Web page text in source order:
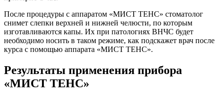
После процедуры с аппаратом «МИСТ ТЕНС» стоматолог
снимет слепки верхней и нижней челюсти, по которым
изготавливаются капы. Их при патологиях ВНЧС будет
необходимо носить в таком режиме, как подскажет врач после
курса с помощью аппарата «МИСТ ТЕНС».
Результаты применения прибора
«МИСТ ТЕНС»